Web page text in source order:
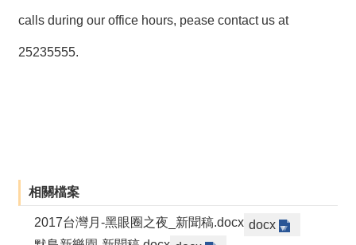
calls during our office hours, pease contact us at
25235555.
相關檔案
2017台灣月-黑眼圈之夜_新聞稿.docx docx